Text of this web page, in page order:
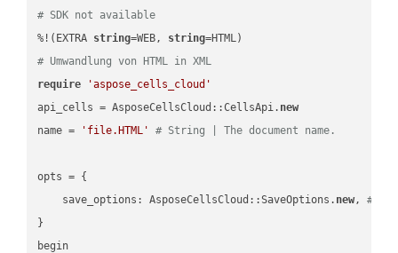
# SDK not available
%!(EXTRA string=WEB, string
# Umwandlung von HTML in XML
require
'aspose_cells_cloud'
api_cells = AsposeCellsCloud::CellsApi. new
name =
'file.HTML' # String | The document name.
opts = {
    save_options: AsposeCellsCloud::SaveOptions.
new, #
}
begin